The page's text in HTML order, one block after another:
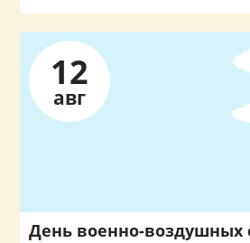
12
авг
День военно-воздушных